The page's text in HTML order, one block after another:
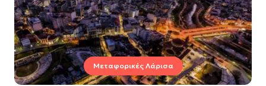
Μεταφορικές Λάρισα